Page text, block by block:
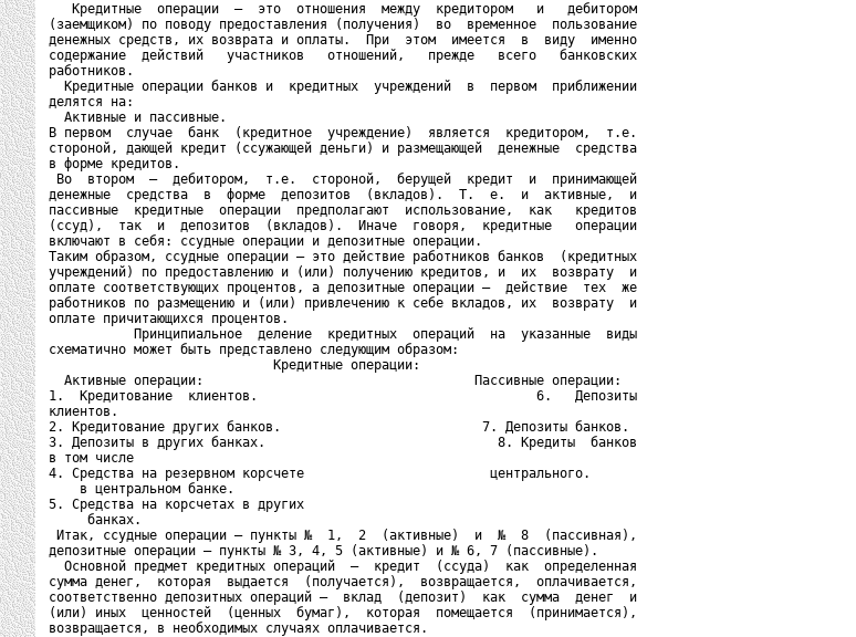
   Кредитные  операции  –  это  отношения  между  кредитором   и   дебитором
(заемщиком) по поводу предоставления (получения)  во  временное  пользование
денежных средств, их возврата и оплаты.  При  этом  имеется  в  виду  именно
содержание  действий   участников   отношений,   прежде   всего   банковских
работников.
  Кредитные операции банков и  кредитных  учреждений  в  первом  приближении
делятся на:
  Активные и пассивные.
В первом  случае  банк  (кредитное  учреждение)  является  кредитором,  т.е.
стороной, дающей кредит (ссужающей деньги) и размещающей  денежные  средства
в форме кредитов.
Во  втором  –  дебитором,  т.е.  стороной,  берущей  кредит  и  принимающей
денежные  средства  в  форме  депозитов  (вкладов).  Т.  е.  и  активные,  и
пассивные  кредитные  операции  предполагают  использование,  как   кредитов
(ссуд),  так  и  депозитов  (вкладов).  Иначе  говоря,  кредитные   операции
включают в себя: ссудные операции и депозитные операции.
Таким образом, ссудные операции – это действие работников банков  (кредитных
учреждений) по предоставлению и (или) получению кредитов, и  их  возврату  и
оплате соответствующих процентов, а депозитные операции –  действие  тех  же
работников по размещению и (или) привлечению к себе вкладов, их  возврату  и
оплате причитающихся процентов.
           Принципиальное  деление  кредитных  операций  на  указанные  виды
схематично может быть представлено следующим образом:
                             Кредитные операции:
  Активные операции:                                   Пассивные операции:
1.  Кредитование  клиентов.                                    6.   Депозиты
клиентов.
2. Кредитование других банков.                          7. Депозиты банков.
3. Депозиты в других банках.                              8. Кредиты  банков
в том числе
4. Средства на резервном корсчете                        центрального.
    в центральном банке.
5. Средства на корсчетах в других
     банках.
Итак, ссудные операции – пункты №  1,  2  (активные)  и  №  8  (пассивная),
депозитные операции – пункты № 3, 4, 5 (активные) и № 6, 7 (пассивные).
  Основной предмет кредитных операций  –  кредит  (ссуда)  как  определенная
сумма денег,  которая  выдается  (получается),  возвращается,  оплачивается,
соответственно депозитных операций –  вклад  (депозит)  как  сумма  денег  и
(или) иных  ценностей  (ценных  бумаг),  которая  помещается  (принимается),
возвращается, в необходимых случаях оплачивается.